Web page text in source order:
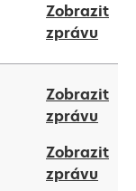
a
new
tab
Zobrazit
zprávu
new
tab
Zobrazit
zprávu
a
new
Zobrazit
zprávu